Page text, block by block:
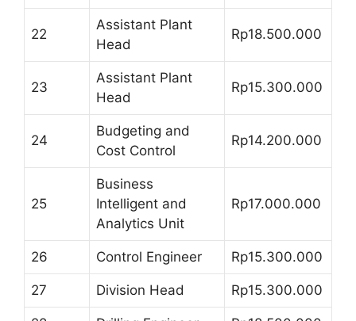
22
Assistant Plant
Head
Rp18.500.000
23
Assistant Plant
Head
Rp15.300.000
24
Budgeting and
Cost Control
Rp14.200.000
25
Business
Intelligent and
Analytics Unit
Rp17.000.000
26 Control Engineer Rp15.300.000
27 Division Head Rp15.300.000